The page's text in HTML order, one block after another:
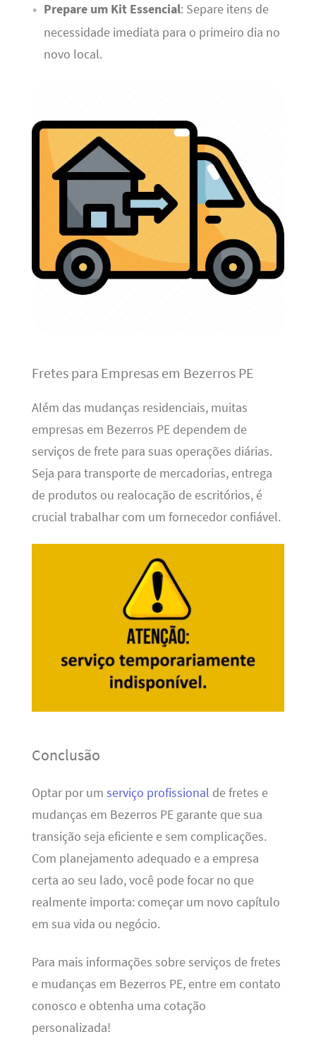
Prepare um Kit Essencial: Separe itens de
necessidade imediata para o primeiro dia no
novo local.
Fretes para Empresas em Bezerros PE
Além das mudanças residenciais, muitas
empresas em Bezerros PE dependem de
serviços de frete para suas operações diárias.
Seja para transporte de mercadorias, entrega
de produtos ou realocação de escritórios, é
crucial trabalhar com um fornecedor confiável.
Conclusão
Optar por um serviço profissional de fretes e
mudanças em Bezerros PE garante que sua
transição seja eficiente e sem complicações.
Com planejamento adequado e a empresa
certa ao seu lado, você pode focar no que
realmente importa: começar um novo capítulo
em sua vida ou negócio.
Para mais informações sobre serviços de fretes
e mudanças em Bezerros PE, entre em contato
conosco e obtenha uma cotação
personalizada!